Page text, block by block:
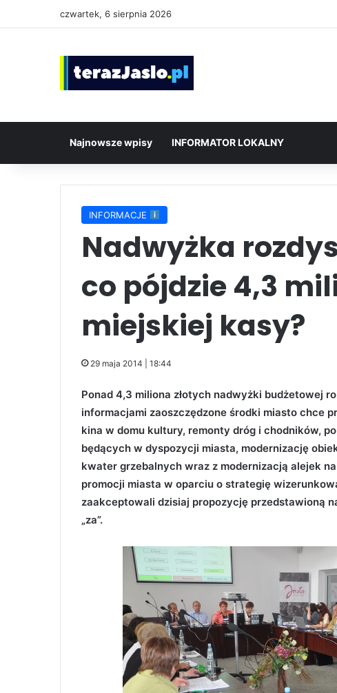
czwartek, 6 sierpnia 2026
Najnowsze wpisy INFORMATOR LOKALNY
INFORMACJE
Nadwyżka
co pójdzie 4,3
miejskiej kasy?
29 maja 2014 | 18:44
Ponad 4,3 miliona złotych nadwyżki budżetowej
informacjami zaoszczędzone środki miasto chce
kina w domu kultury, remonty dróg i chodników,
będących w dyspozycji miasta, modernizację
kwater grzebalnych wraz z modernizacją alejek
promocji miasta w oparciu o strategię
zaakceptowali dzisiaj propozycję przedstawioną
„za”.